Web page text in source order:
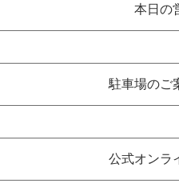
本日の
駐車場のご
公式オンラ